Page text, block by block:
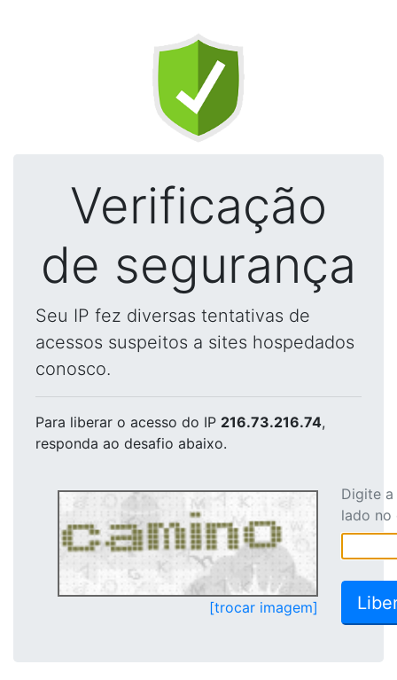
Verificação
de segurança
Seu IP fez diversas tentativas de
acessos suspeitos a sites hospedados
conosco.
Para liberar o acesso do IP 216.73.216.74,
responda ao desafio abaixo.
[trocar imagem]
Digite
lado no